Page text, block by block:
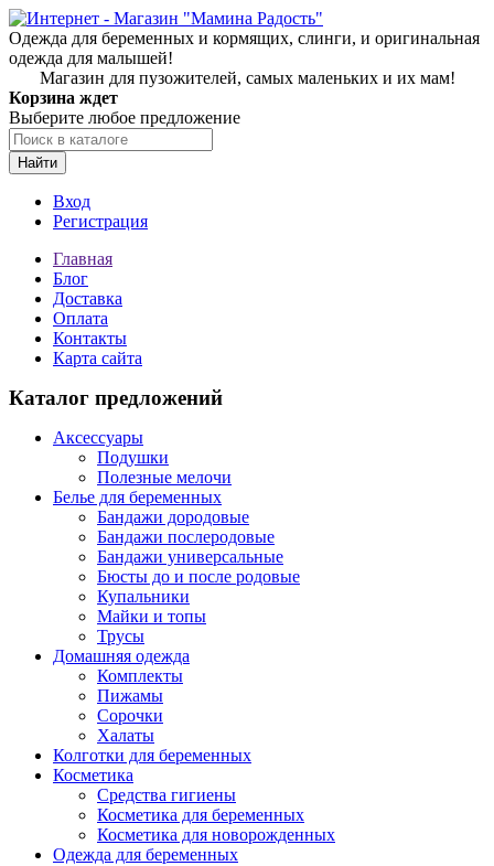
Одежда для беременных и кормящих, слинги, и оригинальная
одежда для малышей!
Магазин для пузожителей, самых маленьких и их мам!
Корзина ждет
Выберите любое предложение
Найти
Вход
Регистрация
Главная
Блог
Доставка
Оплата
Контакты
Карта сайта
Каталог предложений
Аксессуары
Подушки
Полезные мелочи
Белье для беременных
Бандажи дородовые
Бандажи послеродовые
Бандажи универсальные
Бюсты до и после родовые
Купальники
Майки и топы
Трусы
Домашняя одежда
Комплекты
Пижамы
Сорочки
Халаты
Колготки для беременных
Косметика
Cредства гигиены
Косметика для беременных
Косметика для новорожденных
Одежда для беременных